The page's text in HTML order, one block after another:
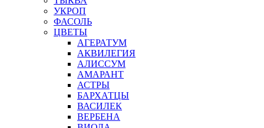
УКРОП
ФАСОЛЬ
ЦВЕТЫ
АГЕРАТУМ
АКВИЛЕГИЯ
АЛИССУМ
АМАРАНТ
АСТРЫ
БАРХАТЦЫ
ВАСИЛЕК
ВЕРБЕНА